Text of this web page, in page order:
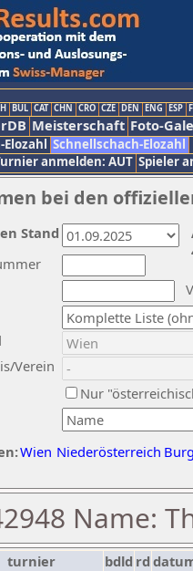
BUL CAT CHN CRO CZE DEN ENG ESP
Meisterschaft Foto-
Schnellschach-Elozahl
anmelden: AUT Spieler
bei den
Verein
Nur
Wien Niederösterreich
Stand
Name:
turnier bdld rd